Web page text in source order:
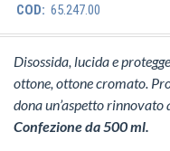
COD: 65.247.00
Disossida, lucida e
ottone, ottone cromato.
dona un’aspetto rinnovato
Confezione da 500 ml.